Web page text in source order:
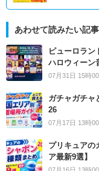
あわせて読みたい記事
ピューロラン
ハロウィーン
07月31日 15時
ガチャガチャ
26
07月17日 13時
プリキュアの
ア最新9選】